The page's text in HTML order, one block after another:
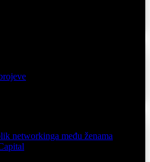
networkinga među ženama